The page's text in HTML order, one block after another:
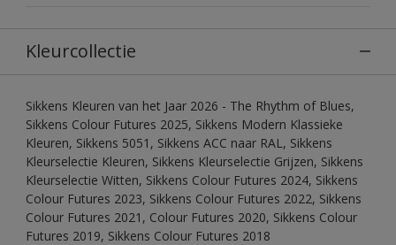
Kleurcollectie
Sikkens Kleuren van het Jaar 2026 - The Rhythm of Blues,
Sikkens Colour Futures 2025, Sikkens Modern Klassieke
Kleuren, Sikkens 5051, Sikkens ACC naar RAL, Sikkens
Kleurselectie Kleuren, Sikkens Kleurselectie Grijzen, Sikkens
Kleurselectie Witten, Sikkens Colour Futures 2024, Sikkens
Colour Futures 2023, Sikkens Colour Futures 2022, Sikkens
Colour Futures 2021, Colour Futures 2020, Sikkens Colour
Futures 2019, Sikkens Colour Futures 2018